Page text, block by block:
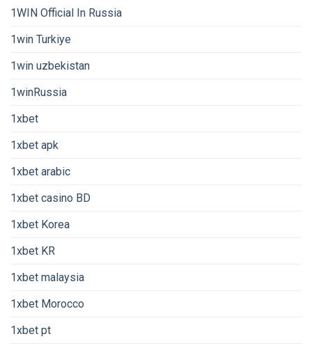
1WIN Official In Russia
1win Turkiye
1win uzbekistan
1winRussia
1xbet
1xbet apk
1xbet arabic
1xbet casino BD
1xbet Korea
1xbet KR
1xbet malaysia
1xbet Morocco
1xbet pt